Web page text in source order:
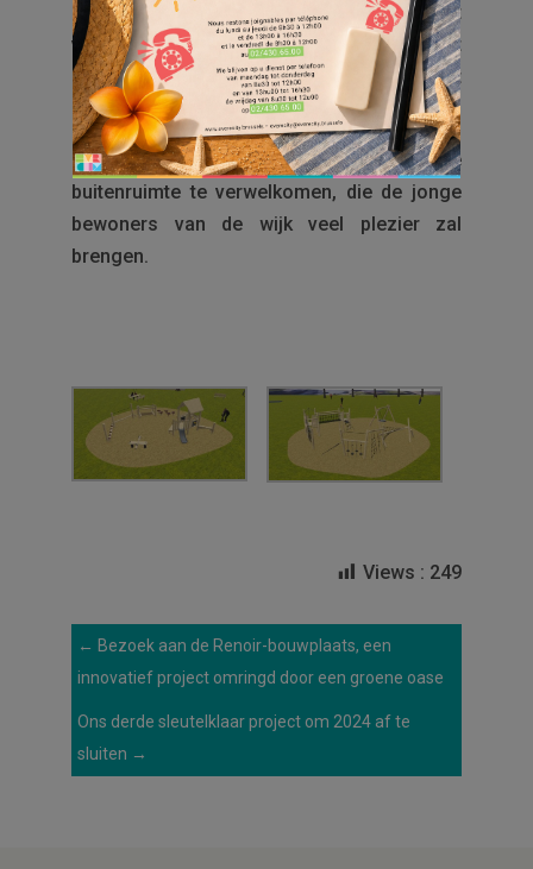
Deze nieuwe infrastructuur maakt deel uit
van het gemeentelijke plan “Speeltuin”, dat
door de gemeente zal worden beheerd. Het
omvat twee speelruimtes en een tokkelbaan.
Everecity is verheugd om deze nieuwe
buitenruimte te verwelkomen, die de jonge
bewoners van de wijk veel plezier zal
brengen.
Views : 249
← Bezoek aan de Renoir-bouwplaats, een
innovatief project omringd door een groene oase
Ons derde sleutelklaar project om 2024 af te
sluiten →